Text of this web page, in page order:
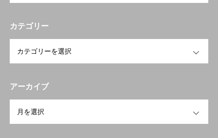
プライバシーポリシー
カテゴリー
アーカイブ